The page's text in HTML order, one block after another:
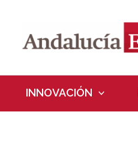
INNOVACIÓN